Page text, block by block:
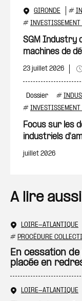
GIRONDE #
#
SGM Industry
machines de
23 juillet 2026
Dossier #
#
Focus sur les
industriels
juillet 2026
A lire aussi
LOIRE-ATLANTIQUE
# PROCÉDURE
En cessation
placée en
LOIRE-ATLANTIQUE